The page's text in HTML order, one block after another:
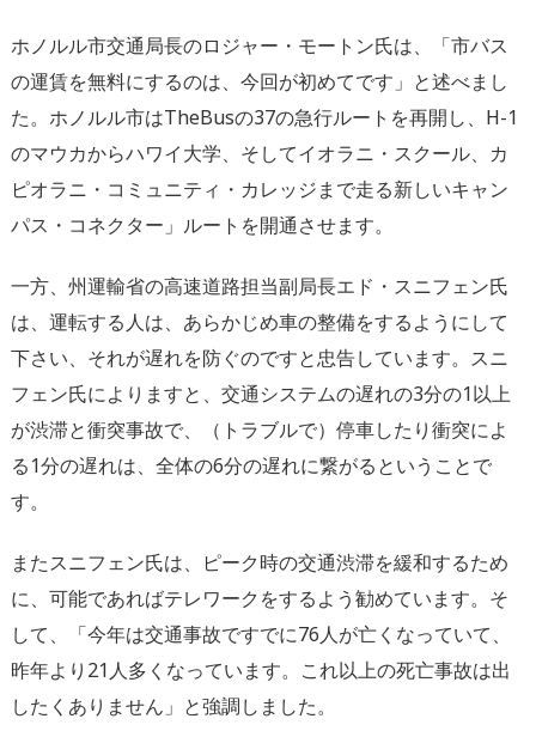
ホノルル市交通局長のロジャー・モートン氏は、「市バス
の運賃を無料にするのは、今回が初めてです」と述べまし
た。ホノルル市はTheBusの37の急行ルートを再開し、H-1
のマウカからハワイ大学、そしてイオラニ・スクール、カ
ピオラニ・コミュニティ・カレッジまで走る新しいキャン
パス・コネクター」ルートを開通させます。
一方、州運輸省の高速道路担当副局長エド・スニフェン氏
は、運転する人は、あらかじめ車の整備をするようにして
下さい、それが遅れを防ぐのですと忠告しています。スニ
フェン氏によりますと、交通システムの遅れの3分の1以上
が渋滞と衝突事故で、（トラブルで）停車したり衝突によ
る1分の遅れは、全体の6分の遅れに繋がるということで
す。
またスニフェン氏は、ピーク時の交通渋滞を緩和するため
に、可能であればテレワークをするよう勧めています。そ
して、「今年は交通事故ですでに76人が亡くなっていて、
昨年より21人多くなっています。これ以上の死亡事故は出
したくありません」と強調しました。